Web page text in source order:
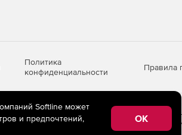
Политика
конфиденциальности
Правила
технологии предоставления информации
на территории Российской
Softline может
и предпочтений,
OK